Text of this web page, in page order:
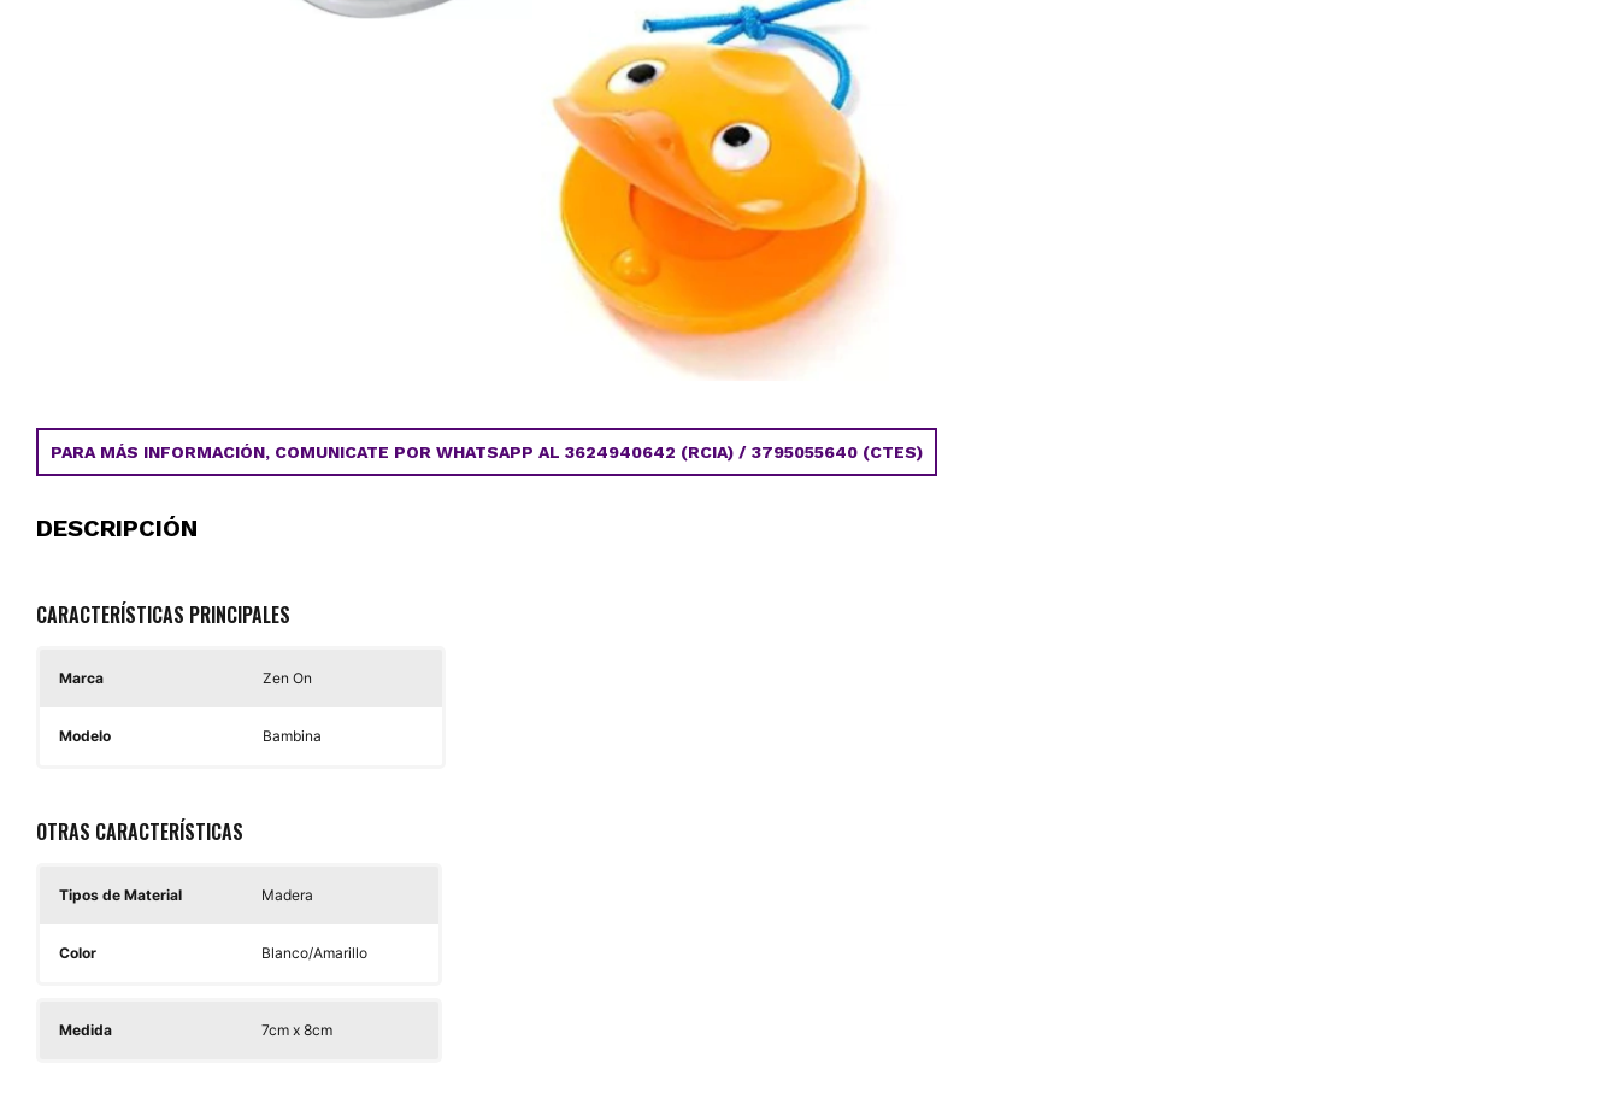
PARA MÁS INFORMACIÓN, COMUNICATE POR WHATSAPP AL 3624940642 (RCIA) / 3795055640 (CTES)
DESCRIPCIÓN
CARACTERÍSTICAS PRINCIPALES
Marca Zen On
Modelo Bambina
OTRAS CARACTERÍSTICAS
Tipos de Material Madera
Color Blanco/Amarillo
Medida 7cm x 8cm